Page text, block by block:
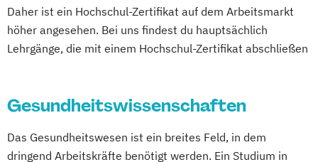
Prävention
Sporttherapie und
Gesundheitsmanagement
Sportmarketing Sportvermarktung
Sportökonom (FH) Tourism Consulting
Tourismus Management
Fitnesstrainer:in B-Lizenz
Front Office Management
Functional Trainer:in
Geprüfte:r Küchenmeister:in (IHK)
Geprüfte:r Tourismusfachwirt:in (IHK)
Daher ist ein Hochschul-Zertifikat auf dem Arbeitsmarkt
höher angesehen. Bei uns findest du hauptsächlich
Lehrgänge, die mit einem Hochschul-Zertifikat abschließen
Gesundheitswissenschaften
Das Gesundheitswesen ist ein breites Feld, in dem
dringend Arbeitskräfte benötigt werden. Ein Studium in